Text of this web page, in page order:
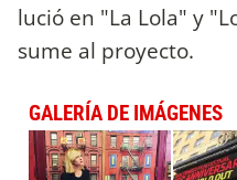
lució en "La Lola" y
sume al proyecto.
GALERÍA DE IMÁGENES